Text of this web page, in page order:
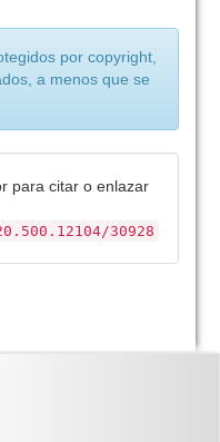
por copyright,
a menos que se
para citar o enlazar
30928